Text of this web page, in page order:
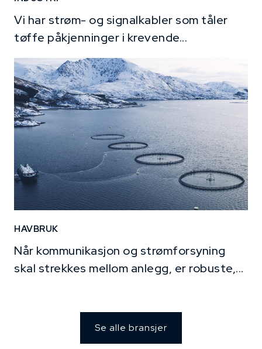
Vi har strøm- og signalkabler som tåler
tøffe påkjenninger i krevende...
HAVBRUK
Når kommunikasjon og strømforsyning
skal strekkes mellom anlegg, er robuste,...
Se alle bransjer